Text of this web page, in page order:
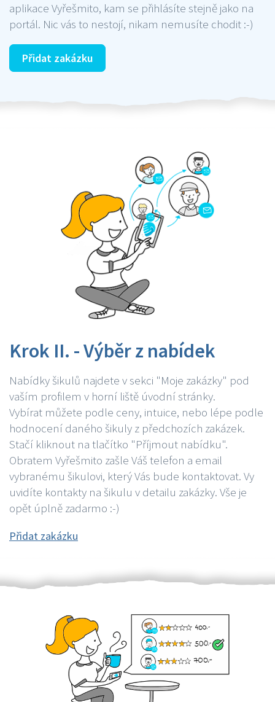
aplikace Vyřešmito, kam se přihlásíte stejně jako na
portál. Nic vás to nestojí, nikam nemusíte chodit :-)
Přidat zakázku
Krok II. - Výběr z nabídek
Nabídky šikulů najdete v sekci "Moje zakázky" pod
vaším profilem v horní liště úvodní stránky.
Vybírat můžete podle ceny, intuice, nebo lépe podle
hodnocení daného šikuly z předchozích zakázek.
Stačí kliknout na tlačítko "Příjmout nabídku".
Obratem Vyřešmito zašle Váš telefon a email
vybranému šikulovi, který Vás bude kontaktovat. Vy
uvidíte kontakty na šikulu v detailu zakázky. Vše je
opět úplně zadarmo :-)
Přidat zakázku